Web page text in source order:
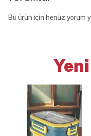
Bu ürün için henüz yorum